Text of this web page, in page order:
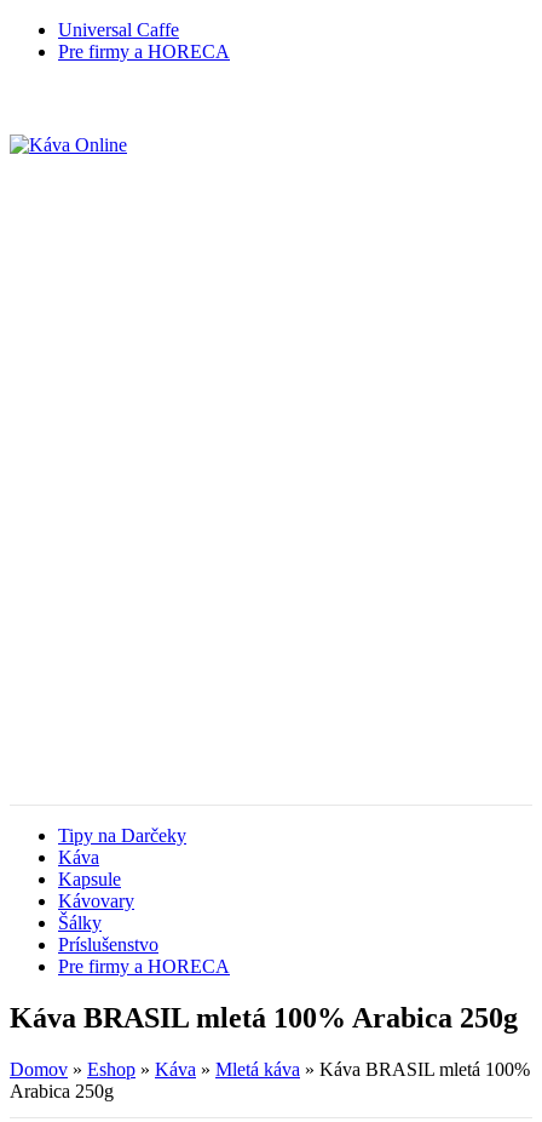
Universal Caffe
Pre firmy a HORECA
Tipy na Darčeky
Káva
Kapsule
Kávovary
Šálky
Príslušenstvo
Pre firmy a HORECA
Káva BRASIL mletá 100% Arabica 250g
Domov » Eshop » Káva » Mletá káva » Káva BRASIL mletá 100%
Arabica 250g